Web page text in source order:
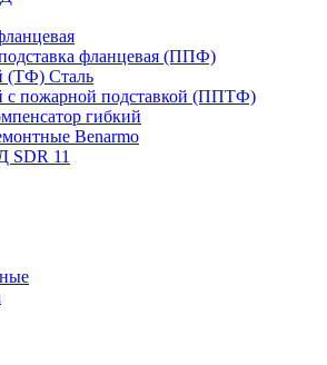
фланцевая (ППФ)
(ТФ) Сталь
с пожарной подставкой (ППТФ)
гибкий
Benarmo
SDR 11